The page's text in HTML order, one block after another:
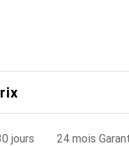
jours
24 mois